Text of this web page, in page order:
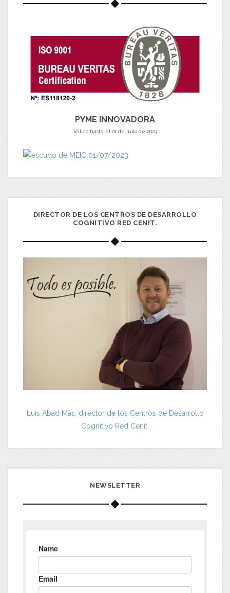
PYME INNOVADORA
Válido hasta el 01 de julio de 2023
DIRECTOR DE LOS CENTROS DE DESARROLLO
COGNITIVO RED CENIT.
Luis Abad Más, director de los Centros de Desarrollo
Cognitivo Red Cenit.
NEWSLETTER